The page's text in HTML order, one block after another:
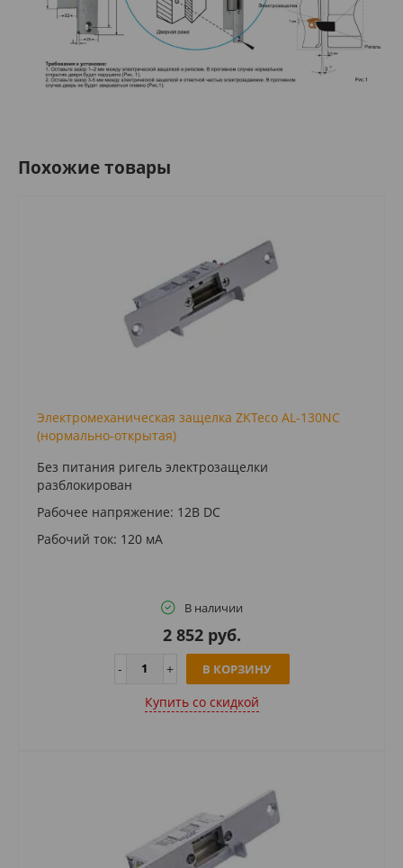
Похожие товары
Электромеханическая защелка ZKTeco AL-130NC
(нормально-открытая)
Без питания ригель электрозащелки
разблокирован
Рабочее напряжение: 12В DC
Рабочий ток: 120 мА
В наличии
2 852 руб.
В КОРЗИНУ
Купить cо скидкой